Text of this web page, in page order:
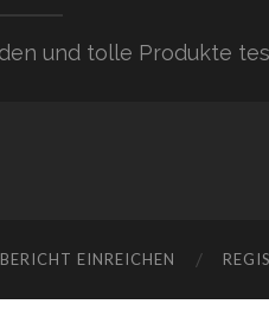
und tolle Produkte
EINREICHEN